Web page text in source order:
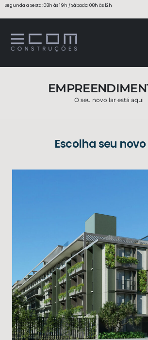
Segunda a Sexta: 08h às 19h / Sábado: 08h às 12h
O seu novo lar está aqui
Escolha seu